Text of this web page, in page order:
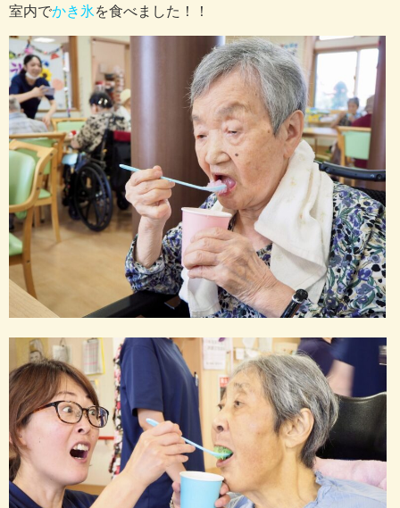
室内でかき氷を食べました！！